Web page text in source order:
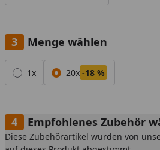
Menge wählen
Alle anzeigen (2)
1x 20x -18 %
Empfohlenes Zubehör
Diese Zubehörartikel wurden von